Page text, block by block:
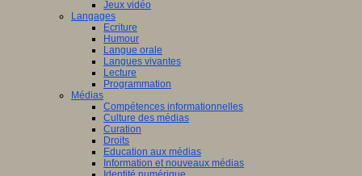
Jeux vidéo
Langages
Ecriture
Humour
Langue orale
Langues vivantes
Lecture
Programmation
Médias
Compétences informationnelles
Culture des médias
Curation
Droits
Education aux médias
Information et nouveaux médias